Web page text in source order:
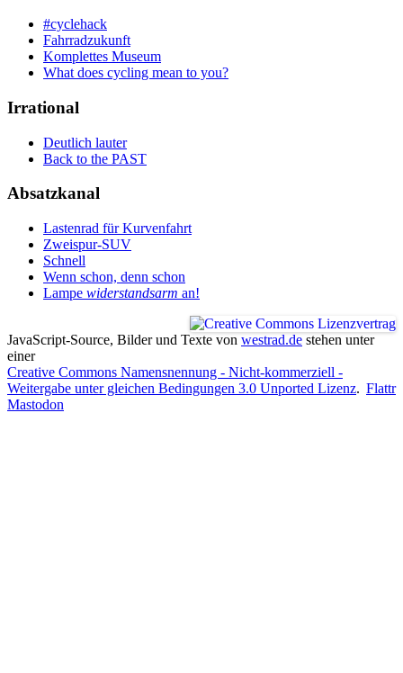
#cyclehack
Fahrradzukunft
Komplettes Museum
What does cycling mean to you?
Irrational
Deutlich lauter
Back to the PAST
Absatzkanal
Lastenrad für Kurvenfahrt
Zweispur-SUV
Schnell
Wenn schon, denn schon
Lampe widerstandsarm an!
JavaScript-Source, Bilder und Texte von westrad.de stehen unter
einer
Creative Commons Namensnennung - Nicht-kommerziell -
Weitergabe unter gleichen Bedingungen 3.0 Unported Lizenz. Flattr
Mastodon